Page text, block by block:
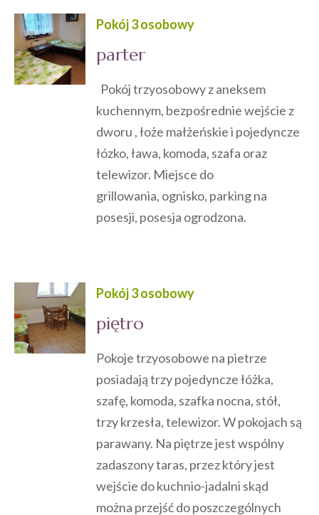
Pokój 3 osobowy
parter
Pokój trzyosobowy z aneksem
kuchennym, bezpośrednie wejście z
dworu , łoże małżeńskie i pojedyncze
łózko, ława, komoda, szafa oraz
telewizor. Miejsce do
grillowania, ognisko, parking na
posesji, posesja ogrodzona.
Pokój 3 osobowy
piętro
Pokoje trzyosobowe na pietrze
posiadają trzy pojedyncze łóżka,
szafę, komoda, szafka nocna, stół,
trzy krzesła, telewizor. W pokojach są
parawany. Na piętrze jest wspólny
zadaszony taras, przez który jest
wejście do kuchnio-jadalni skąd
można przejść do poszczególnych